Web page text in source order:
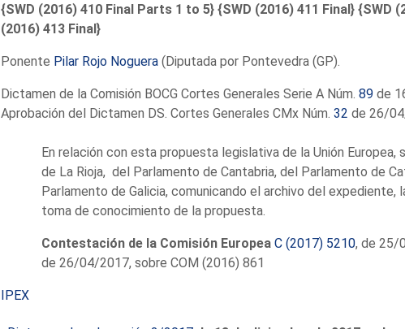
{SWD (2016) 410 Final Parts 1 to 5} {SWD (2016) 411 Final} {SWD
(2016) 413 Final}
Ponente Pilar Rojo Noguera(Diputada por Pontevedra (GP).
Dictamen de la Comisión BOCG Cortes Generales Serie A Núm. 89de
Aprobación del Dictamen DS. Cortes Generales CMx Núm. 32 de 26/
En relación con esta propuesta legislativa de la Unión
de La Rioja, del Parlamento de Cantabria, del Parlamento de
Parlamento de Galicia, comunicando el archivo del expediente,
toma de conocimiento de la propuesta.
Contestación de la Comisión Europea C (2017) 5210, de 25/
de 26/04/2017, sobre COM (2016) 861
IPEX